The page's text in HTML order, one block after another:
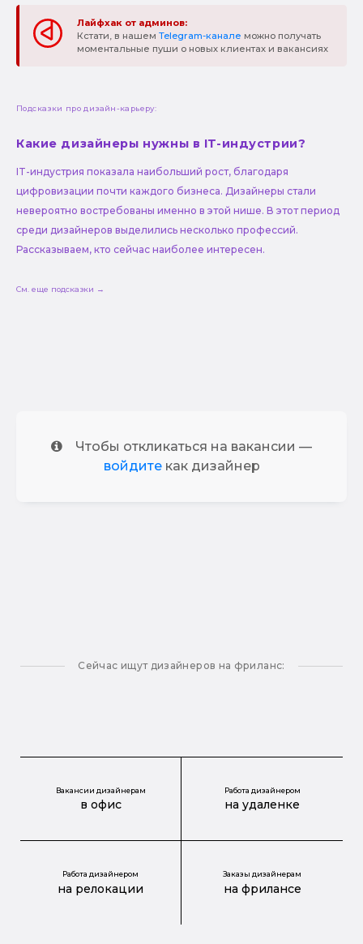
Лайфхак от админов:
Кстати, в нашем Telegram-канале можно получать
моментальные пуши о новых клиентах и вакансиях
Подсказки про дизайн-карьеру:
Какие дизайнеры нужны в IT-индустрии?
IT-индустрия показала наибольший рост, благодаря
цифровизации почти каждого бизнеса. Дизайнеры стали
невероятно востребованы именно в этой нише. В этот период
среди дизайнеров выделились несколько профессий.
Рассказываем, кто сейчас наиболее интересен.
См. еще подсказки →
Чтобы откликаться на вакансии —
войдитекак дизайнер
Сейчас ищут дизайнеров на фриланс:
Вакансии дизайнерам
в офис
Работа дизайнером
на удаленке
Работа дизайнером
на релокации
Заказы дизайнерам
на фрилансе